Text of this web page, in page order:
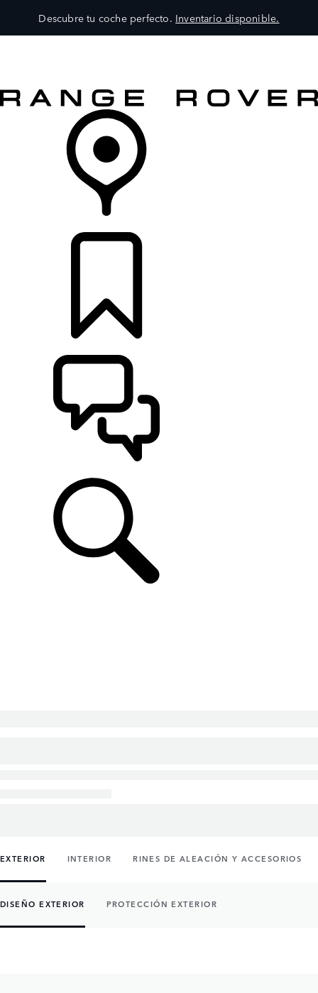
Descubre tu coche perfecto. Inventario disponible.
EXTERIOR INTERIOR RINES DE ALEACIÓN Y ACCESORIOS
DISEÑO EXTERIOR PROTECCIÓN EXTERIOR